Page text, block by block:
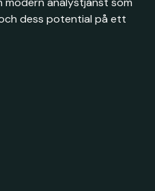
dess potential på ett